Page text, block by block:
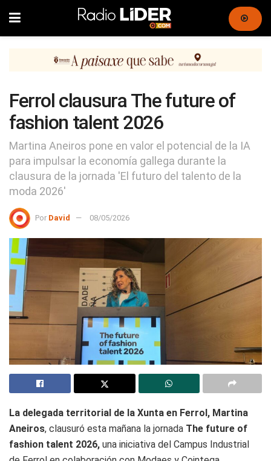
Ferrol clausura The future of
fashion talent 2026
Martina Aneiros pone en valor el potencial de la IA
para impulsar la economía gallega durante la
clausura de la jornada 'El futuro del talento de la
moda 2026'
Por David 08/05/2026
La delegada territorial de la Xunta en Ferrol, Martina
Aneiros, clausuró esta mañana la jornada The future of
fashion talent 2026, una iniciativa del Campus Industrial